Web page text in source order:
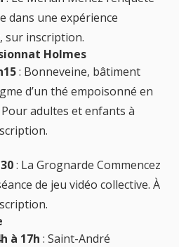
dans une expérience
sur inscription.
Holmes
: Bonneveine, bâtiment
d’un thé empoisonné en
adultes et enfants à
: La Grognarde Commencez
de jeu vidéo collective. À
à 17h : Saint-André